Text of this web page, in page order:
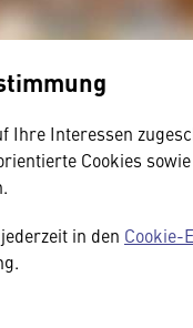
Interessen
Cookies
in den Cookie-